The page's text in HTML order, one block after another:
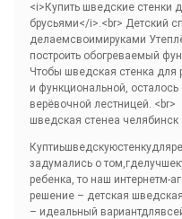
<i>Купить шведские стенки
брусьями</i>.<br> Детский
делаемсвоимируками
построить обогреваемый
Чтобы шведская стенка
и функциональной,
верёвочной лестницей. <br>
шведская стенеа челябинск
задумались о
ребенка, то наш интернетм-
решение – детская
– идеальный